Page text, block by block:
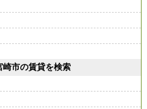
崎市の賃貸を検索